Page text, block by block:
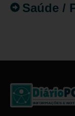
Saúde /